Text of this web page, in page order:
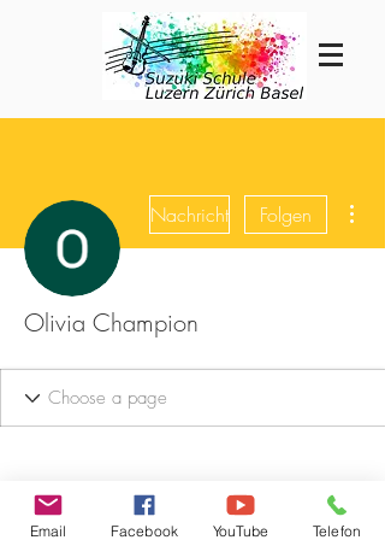
Nachricht Folgen
Olivia Champion
Email Facebook YouTube Telefon